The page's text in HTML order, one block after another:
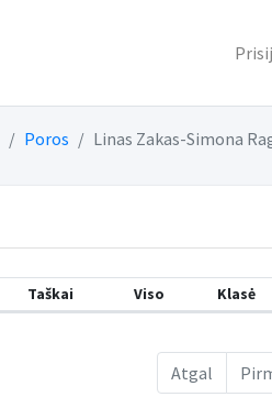
Poros Linas Zakas-Simona
Taškai Viso
Klasė
Atgal